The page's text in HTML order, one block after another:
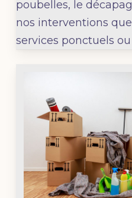
poubelles, le
nos interventions
services ponctuels